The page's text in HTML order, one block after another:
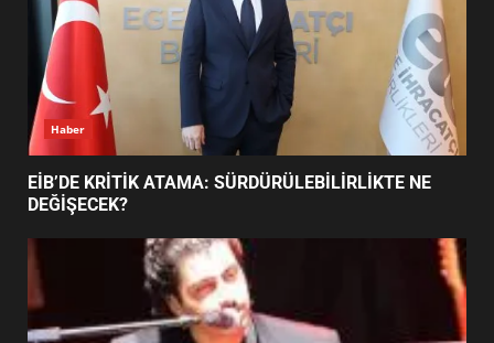
3
4
BALIKESİR MÜZELERİNDE SÜRE
UZATILDI: NE DEĞİŞTİ?
TURNUVASI KAYITLARI NEYİ
DEĞİŞTİRİYOR?
Haber
EİB’DE KRİTİK ATAMA: SÜRDÜRÜLEBİLİRLİKTE NE
DEĞİŞECEK?